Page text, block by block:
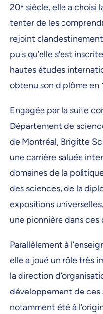
20ᵉ siècle, elle a choisi
tenter de les
rejoint clandestinement
puis qu’elle s’est
hautes études
obtenu son diplôme en
Engagée par la suite
Département de
de Montréal, Brigitte
une carrière saluée
domaines de la
des sciences, de la
expositions
une pionnière dans
Parallèlement à
elle a joué un rôle très
la direction
développement de ces
notamment été à